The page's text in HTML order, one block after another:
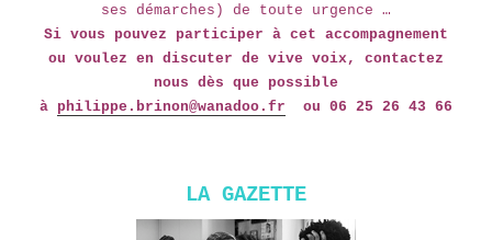
ses démarches) de toute urgence …
Si vous pouvez participer à cet accompagnement
ou voulez en discuter de vive voix, contactez
nous dès que possible
à philippe .brinon@wanadoo.fr ou 06 25 26 43 66
LA GAZETTE